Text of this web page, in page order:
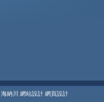
海納川 網站設計 網頁設計